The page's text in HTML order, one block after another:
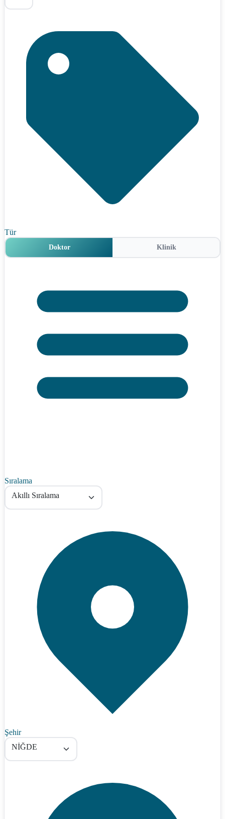
Tür
Doktor Klinik
Sıralama
Akıllı Sıralama
Şehir
NİĞDE